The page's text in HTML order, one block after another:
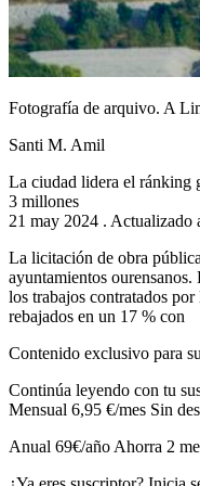
Fotografía de arquivo. A
Santi M. Amil
La ciudad lidera el ránking
3 millones
21 may 2024 . Actualizado
La licitación de obra
ayuntamientos
los trabajos contratados
rebajados en un 17 % con
Contenido exclusivo para
Continúa leyendo con tu
Mensual 6,95 €/mes Sin
Anual 69€/año Ahorra 2